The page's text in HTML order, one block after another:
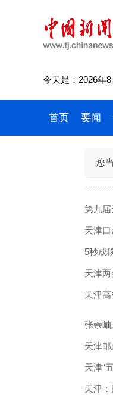
今天是：2026年
首页 要闻
您
第九
天津
5秒成
天津两
天津高
张崇岫
天津
天津“
天津